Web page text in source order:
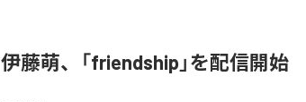
伊藤萌、「friendship」を配信開始